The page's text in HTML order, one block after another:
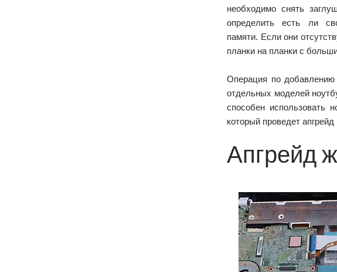
необходимо снять
определить есть ли
памяти. Если они
планки на планки с
Операция по добавлению
отдельных моделей
способен использовать
который проведет
Апгрейд